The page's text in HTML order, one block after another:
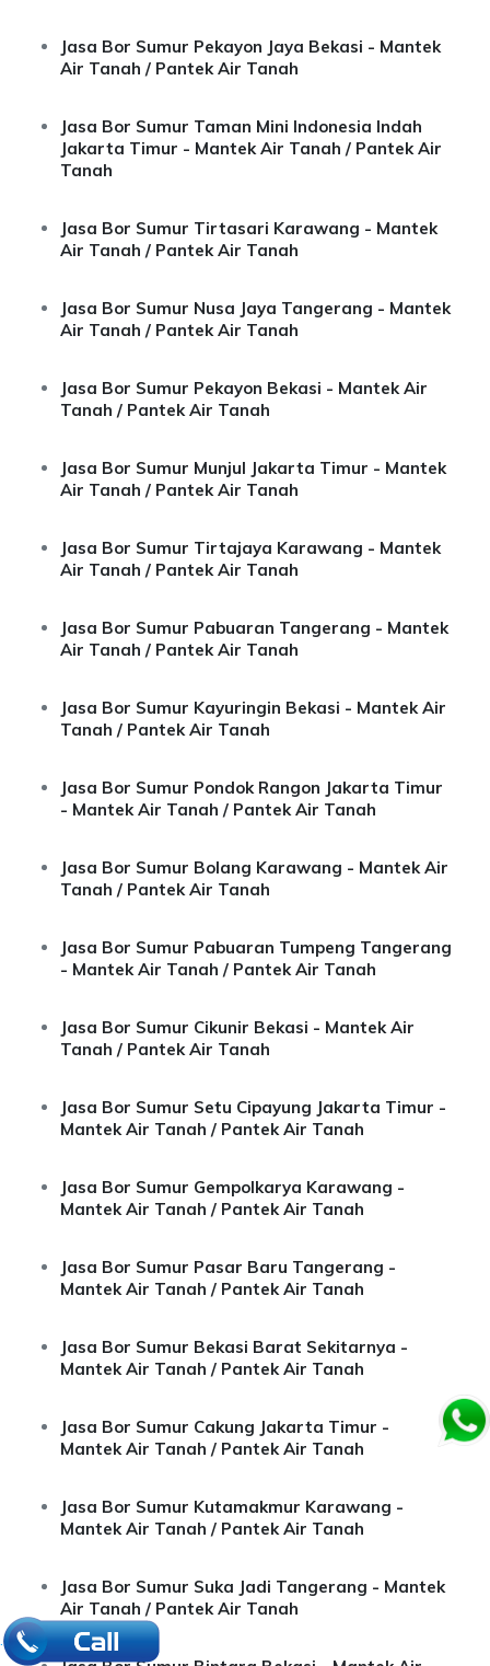
Jasa Bor Sumur Pekayon Jaya Bekasi - Mantek
Air Tanah / Pantek Air Tanah
Jasa Bor Sumur Taman Mini Indonesia Indah
Jakarta Timur - Mantek Air Tanah / Pantek Air
Tanah
Jasa Bor Sumur Tirtasari Karawang - Mantek
Air Tanah / Pantek Air Tanah
Jasa Bor Sumur Nusa Jaya Tangerang - Mantek
Air Tanah / Pantek Air Tanah
Jasa Bor Sumur Pekayon Bekasi - Mantek Air
Tanah / Pantek Air Tanah
Jasa Bor Sumur Munjul Jakarta Timur - Mantek
Air Tanah / Pantek Air Tanah
Jasa Bor Sumur Tirtajaya Karawang - Mantek
Air Tanah / Pantek Air Tanah
Jasa Bor Sumur Pabuaran Tangerang - Mantek
Air Tanah / Pantek Air Tanah
Jasa Bor Sumur Kayuringin Bekasi - Mantek Air
Tanah / Pantek Air Tanah
Jasa Bor Sumur Pondok Rangon Jakarta Timur
- Mantek Air Tanah / Pantek Air Tanah
Jasa Bor Sumur Bolang Karawang - Mantek Air
Tanah / Pantek Air Tanah
Jasa Bor Sumur Pabuaran Tumpeng Tangerang
- Mantek Air Tanah / Pantek Air Tanah
Jasa Bor Sumur Cikunir Bekasi - Mantek Air
Tanah / Pantek Air Tanah
Jasa Bor Sumur Setu Cipayung Jakarta Timur -
Mantek Air Tanah / Pantek Air Tanah
Jasa Bor Sumur Gempolkarya Karawang -
Mantek Air Tanah / Pantek Air Tanah
Jasa Bor Sumur Pasar Baru Tangerang -
Mantek Air Tanah / Pantek Air Tanah
Jasa Bor Sumur Bekasi Barat Sekitarnya -
Mantek Air Tanah / Pantek Air Tanah
Jasa Bor Sumur Cakung Jakarta Timur -
Mantek Air Tanah / Pantek Air Tanah
Jasa Bor Sumur Kutamakmur Karawang -
Mantek Air Tanah / Pantek Air Tanah
Jasa Bor Sumur Suka Jadi Tangerang - Mantek
Air Tanah / Pantek Air Tanah
.